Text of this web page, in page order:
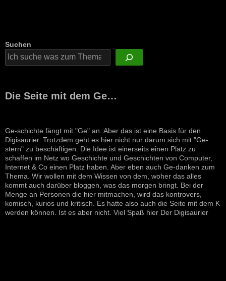
Suchen
Die Seite mit dem Ge…
Ge-schichte fängt mit "Ge" an. Aber das ist eine Basis für den
Digisaurier. Trotzdem geht es hier nicht nur darum sich mit "Ge-
stern" zu beschäftigen. Die Idee ist einerseits einen Platz zu
schaffen im Netz wo Geschichte und Geschichten von Computer,
Internet & Co einen Platz haben. Aber eben auch Ge-danken zum
Thema. Wir wollen mit dem Wissen von dem, woher das alles
kommt auch darüber bloggen, was das morgen bringt. Bei der
Menge an Personen die hier mitmachen, wird das kontrovers,
komisch, kurios und kritisch. Es hatte also auch die Seite mit dem K
werden können. Ist es aber nicht. Viel Spaß hier Der Digisaurier